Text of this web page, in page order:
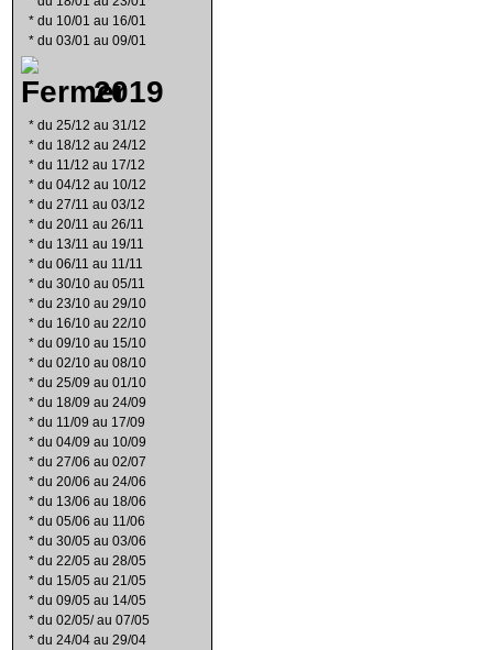
* du 10/01 au 16/01
* du 03/01 au 09/01
2019
* du 25/12 au 31/12
* du 18/12 au 24/12
* du 11/12 au 17/12
* du 04/12 au 10/12
* du 27/11 au 03/12
* du 20/11 au 26/11
* du 13/11 au 19/11
* du 06/11 au 11/11
* du 30/10 au 05/11
* du 23/10 au 29/10
* du 16/10 au 22/10
* du 09/10 au 15/10
* du 02/10 au 08/10
* du 25/09 au 01/10
* du 18/09 au 24/09
* du 11/09 au 17/09
* du 04/09 au 10/09
* du 27/06 au 02/07
* du 20/06 au 24/06
* du 13/06 au 18/06
* du 05/06 au 11/06
* du 30/05 au 03/06
* du 22/05 au 28/05
* du 15/05 au 21/05
* du 09/05 au 14/05
* du 02/05/ au 07/05
* du 24/04 au 29/04